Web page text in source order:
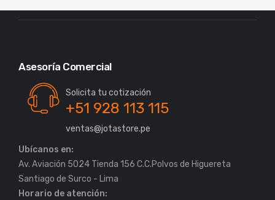
Asesoría Comercial
Solicita tu cotización
+51 928 113 115
ventas@jotastore.pe
Ubícanos en:
Av. Aviación 5024 Tienda 156 C.C.Polvos de Higuereta
Horario de atención: